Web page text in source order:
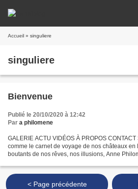
Accueil » singuliere
singuliere
Bienvenue
Publié le 20/10/2020 à 12:42
Par a philomene
GALERIE ACTU VIDÉOS À PROPOS
comme le carnet de voyage de nos châteaux en
boutants de nos rêves, nos illusions, Anne
< Page précédente